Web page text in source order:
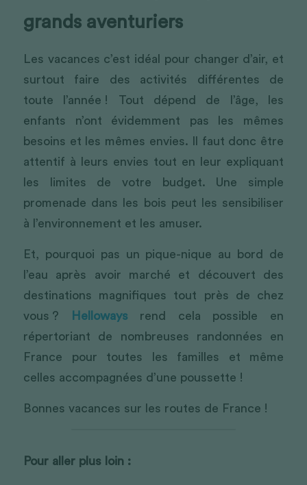
grands aventuriers
Les vacances c’est idéal pour changer d’air, et
surtout faire des activités différentes de
toute l’année ! Tout dépend de l’âge, les
enfants n’ont évidemment pas les mêmes
besoins et les mêmes envies. Il faut donc être
attentif à leurs envies tout en leur expliquant
les limites de votre budget. Une simple
promenade dans les bois peut les sensibiliser
à l’environnement et les amuser.
Et, pourquoi pas un pique-nique au bord de
l’eau après avoir marché et découvert des
destinations magnifiques tout près de chez
vous ?
Helloways rend cela possible en
répertoriant de nombreuses randonnées en
France pour toutes les familles et même
celles accompagnées d’une poussette !
Bonnes vacances sur les routes de France !
Pour aller plus loin :